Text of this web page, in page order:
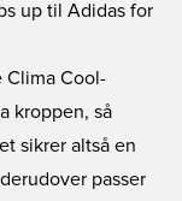
up til Adidas for
Clima Cool-
kroppen, så
sikrer altså en
passer